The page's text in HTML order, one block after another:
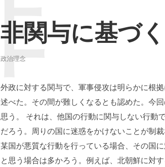
非関与に基づ
政治理念
非
外政に対する関与で、軍事侵攻は明らかに根
述べた。その間が難しくなるとも認めた。今
思う。 それは、他国の行動に関与しない行動
だろう。周りの国に迷惑をかけないことが制
某国が悪質な行動を行っている場合、その国
と思う場合は多かろう。例えば、北朝鮮に対